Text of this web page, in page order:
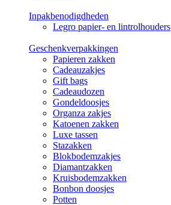
Inpakbenodigdheden
Legro papier- en lintrolhouders
Geschenkverpakkingen
Papieren zakken
Cadeauzakjes
Gift bags
Cadeaudozen
Gondeldoosjes
Organza zakjes
Katoenen zakken
Luxe tassen
Stazakken
Blokbodemzakjes
Diamantzakken
Kruisbodemzakken
Bonbon doosjes
Potten